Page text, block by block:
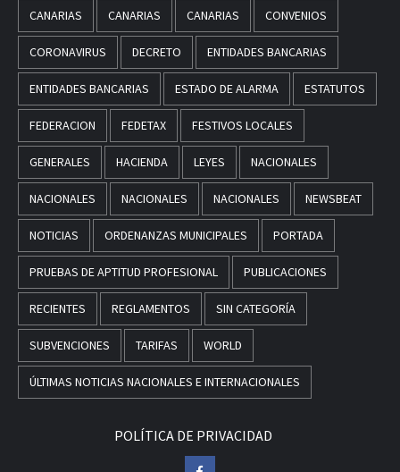
CANARIAS CANARIAS CANARIAS CONVENIOS
CORONAVIRUS DECRETO ENTIDADES BANCARIAS
ENTIDADES BANCARIAS ESTADO DE ALARMA ESTATUTOS
FEDERACION FEDETAX FESTIVOS LOCALES
GENERALES HACIENDA LEYES NACIONALES
NACIONALES NACIONALES NACIONALES NEWSBEAT
NOTICIAS ORDENANZAS MUNICIPALES PORTADA
PRUEBAS DE APTITUD PROFESIONAL PUBLICACIONES
RECIENTES REGLAMENTOS SIN CATEGORÍA
SUBVENCIONES TARIFAS WORLD
ÚLTIMAS NOTICIAS NACIONALES E INTERNACIONALES
POLÍTICA DE PRIVACIDAD